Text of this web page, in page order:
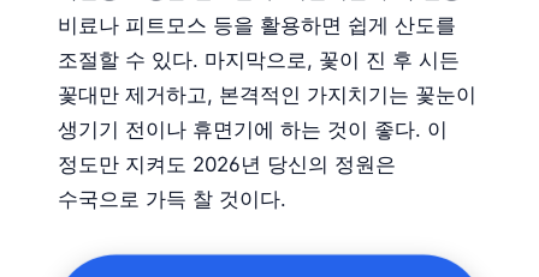
비료나 피트모스 등을 활용하면 쉽게 산도를
조절할 수 있다. 마지막으로, 꽃이 진 후 시든
꽃대만 제거하고, 본격적인 가지치기는 꽃눈이
생기기 전이나 휴면기에 하는 것이 좋다. 이
정도만 지켜도 2026년 당신의 정원은
수국으로 가득 찰 것이다.